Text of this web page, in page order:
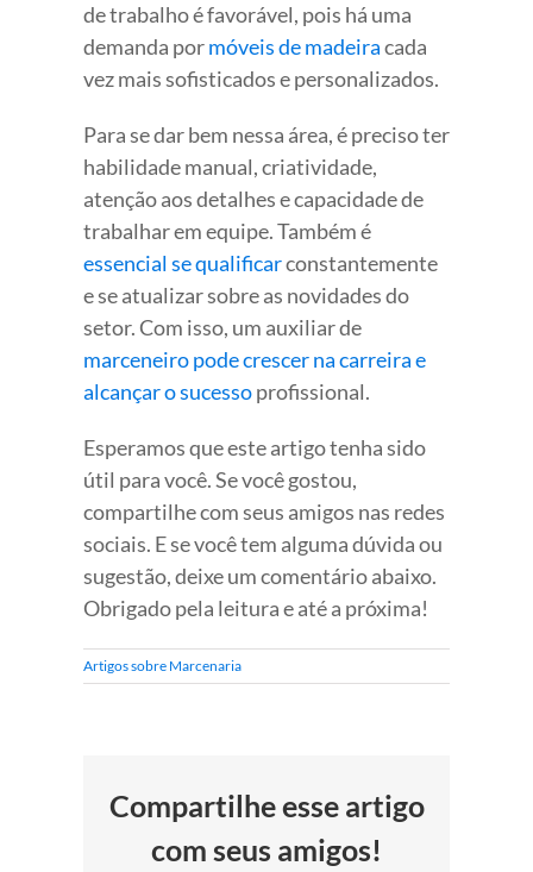
de trabalho é favorável, pois há uma
demanda pormóveis de madeiracada
vez mais sofisticados e personalizados.
Para se dar bem nessa área, é preciso ter
habilidade manual, criatividade,
atenção aos detalhes e capacidade de
trabalhar em equipe. Também é
essencial se qualificarconstantemente
e se atualizar sobre as novidades do
setor. Com isso, um auxiliar de
marceneiro pode crescer na carreira e
alcançar o sucessoprofissional.
Esperamos que este artigo tenha sido
útil para você. Se você gostou,
compartilhe com seus amigos nas redes
sociais. E se você tem alguma dúvida ou
sugestão, deixe um comentário abaixo.
Obrigado pela leitura e até a próxima!
Artigos sobre Marcenaria
Compartilhe esse artigo
com seus amigos!